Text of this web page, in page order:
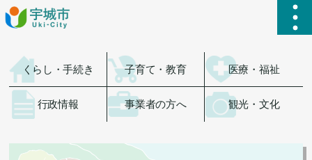
ハ
くらし・手続き 子育て・教育 医療・福祉
行政情報 事業者の方へ 観光・文化